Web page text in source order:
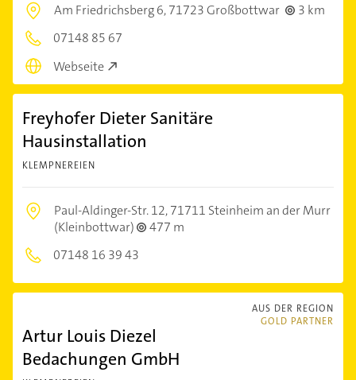
Am Friedrichsberg 6,71723 Großbottwar
3 km
07148 85 67
Webseite
Freyhofer Dieter Sanitäre
Hausinstallation
KLEMPNEREIEN
Paul-Aldinger-Str. 12,71711 Steinheim an der Murr
(Kleinbottwar)
477 m
07148 16 39 43
AUS DER REGION
GOLD PARTNER
Artur Louis Diezel
Bedachungen GmbH